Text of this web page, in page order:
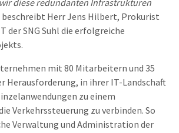
beschreibt Herr Jens Hilbert, Prokurist
der SNG Suhl die erfolgreiche
mit 80 Mitarbeitern und 35
Herausforderung, in ihrer IT-Landschaft
zu einem
Verkehrssteuerung zu verbinden. So
Verwaltung und Administration der